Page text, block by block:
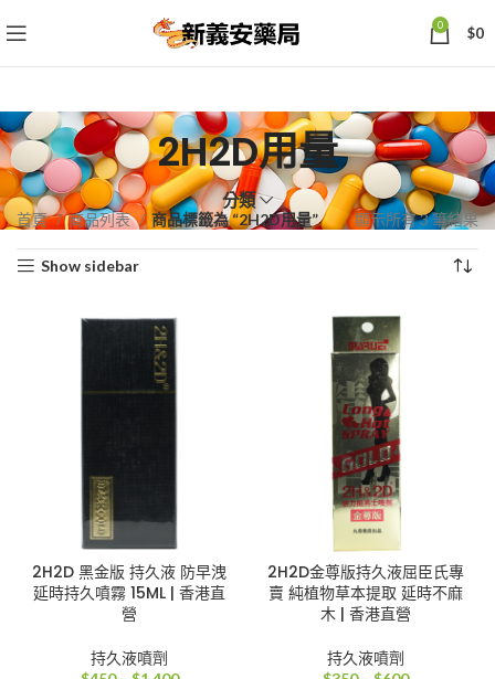
0 $0
2H2D用量
分類
首頁 商品列表 商品標籤為 “2H2D用量” 顯示所有 3 筆結果依
Show sidebar
2H2D 黑金版 持久液 防早洩
延時持久噴霧 15ML | 香港直
營
持久液噴劑
2H2D金尊版持久液屈臣氏專
賣 純植物草本提取 延時不麻
木 | 香港直營
持久液噴劑